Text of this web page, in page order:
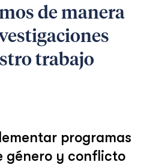
de manera
trabajo
programas
género y conflicto